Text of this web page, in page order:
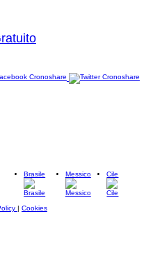
Brasile Messico Cile
| Cookies